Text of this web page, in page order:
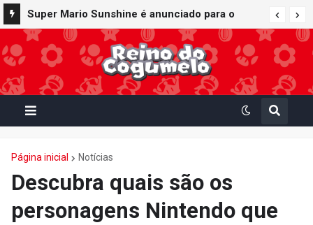
Super Mario Sunshine é anunciado para o
Nintendo GameCube - Nintendo Classics do
Nintendo Switch Online
Bob-bomba e Meca-koopa, inimigos
"mecânicos" de Super Mario, viram brinquedos
de corda no Super Nintendo World
Página inicial Notícias
Descubra quais são os
personagens Nintendo que